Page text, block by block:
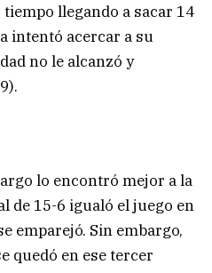
llegando a sacar 14
intentó acercar a su
no le alcanzó y
lo encontró mejor a la
de 15-6 igualó el juego en
emparejó. Sin embargo,
quedó en ese tercer